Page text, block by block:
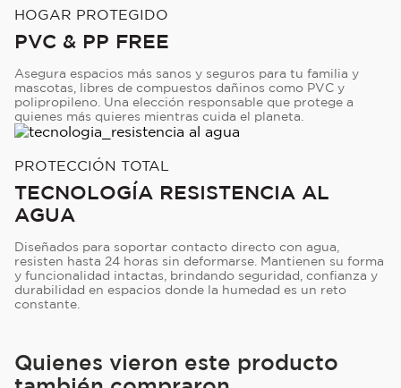
HOGAR PROTEGIDO
PVC & PP FREE
Asegura espacios más sanos y seguros para tu familia y
mascotas, libres de compuestos dañinos como PVC y
polipropileno. Una elección responsable que protege a
quienes más quieres mientras cuida el planeta.
PROTECCIÓN TOTAL
TECNOLOGÍA RESISTENCIA AL
AGUA
Diseñados para soportar contacto directo con agua,
resisten hasta 24 horas sin deformarse. Mantienen su forma
y funcionalidad intactas, brindando seguridad, confianza y
durabilidad en espacios donde la humedad es un reto
constante.
Quienes vieron este producto